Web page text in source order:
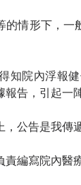
的情形下，
知院內浮報
告，引起一
公告是我傳
編寫院內醫